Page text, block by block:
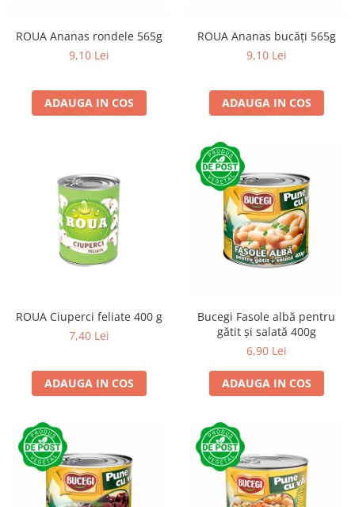
ROUA Ananas rondele 565g
9,10 Lei
ADAUGA IN COS
ROUA Ananas bucăți 565g
9,10 Lei
ADAUGA IN COS
ROUA Ciuperci feliate 400 g
7,40 Lei
ADAUGA IN COS
Bucegi Fasole albă pentru
gătit și salată 400g
6,90 Lei
ADAUGA IN COS